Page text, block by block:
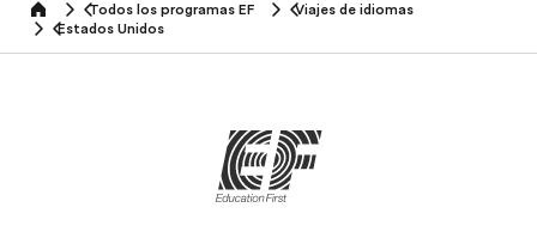
home Todos los programas EF
Viajes de idiomas
Estados Unidos